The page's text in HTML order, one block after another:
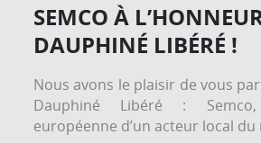
SEMCO À
DAUPHINÉ LIBÉRÉ !
Nous avons le plaisir de vous
Dauphiné Libéré :
européenne d’un acteur local